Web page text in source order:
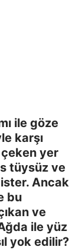
ile göze
karşı
yer
tüysüz ve
Ancak
bu
ve
ile yüz
yok edilir?